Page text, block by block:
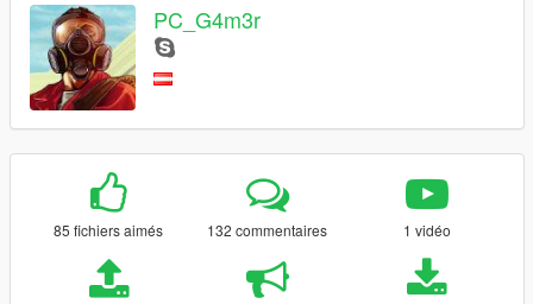
PC_G4m3r
85 fichiers aimés 132 commentaires 1 vidéo